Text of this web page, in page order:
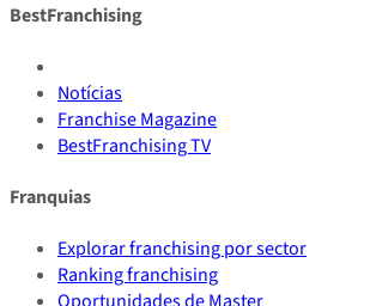
BestFranchising
Notícias
Franchise Magazine
BestFranchising TV
Franquias
Explorar franchising por sector
Ranking franchising